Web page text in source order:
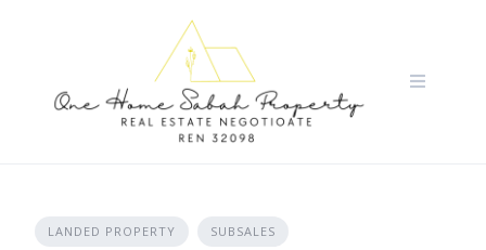
LANDED PROPERTY SUBSALES